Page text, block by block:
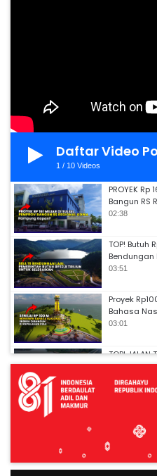
Daftar Video
1 / 10 Videos
PROYEK Rp
Bangun RS
02:38
TOP! Butuh
Bendungan
03:51
Proyek
Bahasa
03:01
TOP! JALAN
Tersambung
Lulus…
03:27
Beroperasi…
03:06
Bukan